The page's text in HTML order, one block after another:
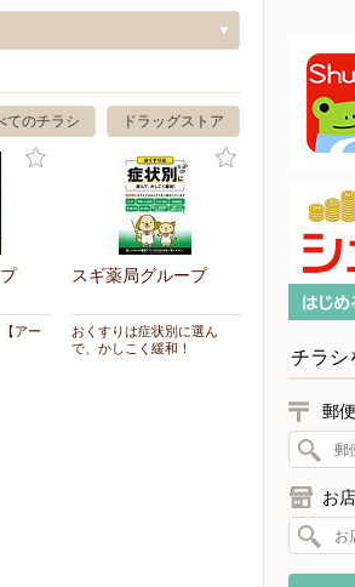
ドラッグストア
てのチラシ
アー
スギ薬局グループ
おくすりは症状別に選ん
で、かしこく緩和！
チラシ
郵
お